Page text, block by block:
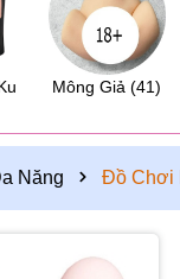
Mông Giả (41)
Năng Đồ Chơi